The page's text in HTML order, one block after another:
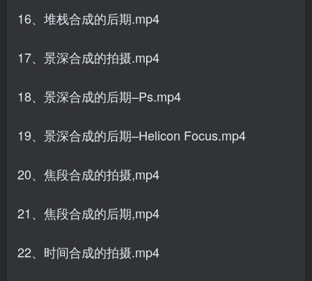
16、堆栈合成的后期.mp4
17、景深合成的拍摄.mp4
18、景深合成的后期–Ps.mp4
19、景深合成的后期–Helicon Focus.mp4
20、焦段合成的拍摄,mp4
21、焦段合成的后期,mp4
22、时间合成的拍摄.mp4